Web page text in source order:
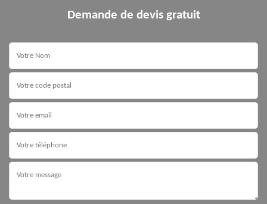
Demande de devis gratuit